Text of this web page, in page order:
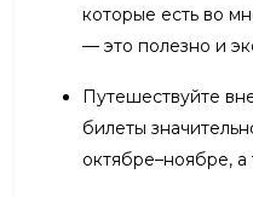
которые есть во
— это полезно и
Путешествуйте
билеты
октябре–ноябре,